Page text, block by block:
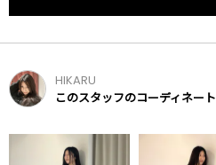
HIKARU
このスタッフのコーディネート